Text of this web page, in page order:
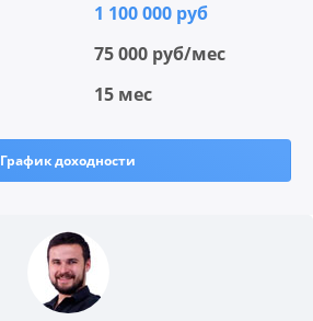
1 100 000 руб
75 000 руб/мес
15 мес
График доходности